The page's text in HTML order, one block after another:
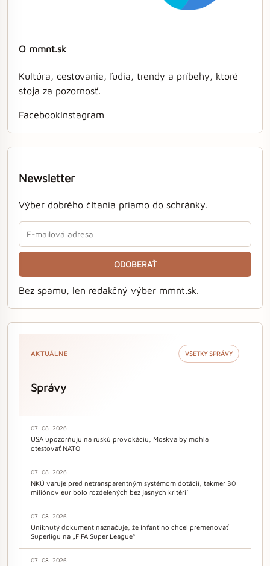
O mmnt.sk
Kultúra, cestovanie, ľudia, trendy a príbehy, ktoré
stoja za pozornosť.
FacebookInstagram
Newsletter
Výber dobrého čítania priamo do schránky.
ODOBERAŤ
Bez spamu, len redakčný výber mmnt.sk.
AKTUÁLNE VŠETKY SPRÁVY
Správy
07. 08. 2026
USA upozorňujú na ruskú provokáciu, Moskva by mohla
otestovať NATO
07. 08. 2026
NKÚ varuje pred netransparentným systémom dotácií, takmer 30
miliónov eur bolo rozdelených bez jasných kritérií
07. 08. 2026
Uniknutý dokument naznačuje, že Infantino chcel premenovať
Superligu na „FIFA Super League“
07. 08. 2026